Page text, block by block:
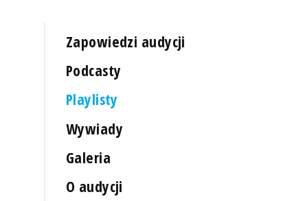
Zapowiedzi audycji
Podcasty
Playlisty
Wywiady
Galeria
O audycji